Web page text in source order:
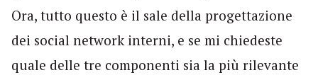
Ora, tutto questo è il sale della progettazione
dei social network interni, e se mi chiedeste
quale delle tre componenti sia la più rilevante